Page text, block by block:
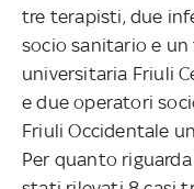
tre terapisti, due
socio sanitario e
universitaria Friuli
e due operatori
Friuli Occidentale
Per quanto